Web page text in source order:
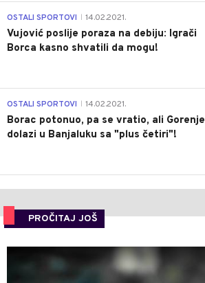
OSTALI SPORTOVI 14.02.2021.
Vujović poslije poraza na debiju: Igrači
Borca kasno shvatili da mogu!
OSTALI SPORTOVI 14.02.2021.
Borac potonuo, pa se vratio, ali Gorenje
dolazi u Banjaluku sa "plus četiri"!
PROČITAJ JOŠ